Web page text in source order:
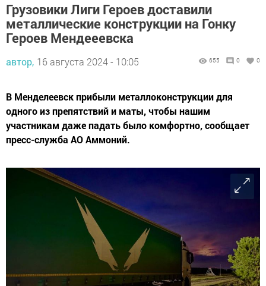
Грузовики Лиги Героев доставили
металлические конструкции на Гонку
Героев Мендееевска
автор, 16 августа 2024 - 10:05 655 0 0
В Менделеевск прибыли металлоконструкции для
одного из препятствий и маты, чтобы нашим
участникам даже падать было комфортно, сообщает
пресс-служба АО Аммоний.